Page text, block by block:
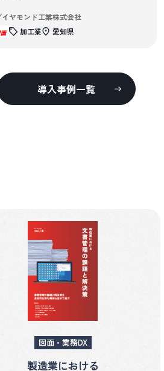
ヤモンド工業株式会社
加工業
愛知県
導入事例一覧
図面・業務DX
製造業における